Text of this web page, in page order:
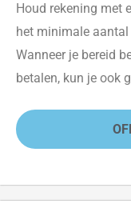
Houd rekening met
het minimale
Wanneer je bereid
betalen, kun je ook